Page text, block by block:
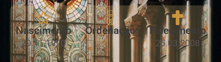
Nascimento
20.11.1920
Ordenação Falecimento
25.03.2008